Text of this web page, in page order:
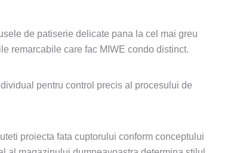
de patiserie delicate pana la cel mai greu
remarcabile care fac MIWE condo distinct.
pentru control precis al procesului de
proiecta fata cuptorului conform conceptului